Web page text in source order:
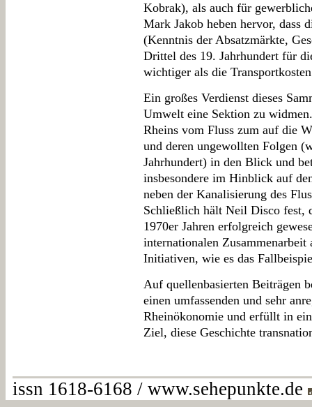
Kobrak), als auch für
Mark Jakob heben hervor, dass
(Kenntnis der Absatzmärkte,
Drittel des 19. Jahrhundert für
wichtiger als die
Ein großes Verdienst dieses
Umwelt eine Sektion zu
Rheins vom Fluss zum auf die
und deren ungewollten Folgen
Jahrhundert) in den Blick und
insbesondere im Hinblick auf
neben der Kanalisierung des
Schließlich hält Neil Disco fest,
1970er Jahren erfolgreich
internationalen
Initiativen, wie es das
Auf quellenbasierten Beiträgen
einen umfassenden und sehr
Rheinökonomie und erfüllt in
Ziel, diese Geschichte
issn 1618-6168 / www.sehepunkte.de